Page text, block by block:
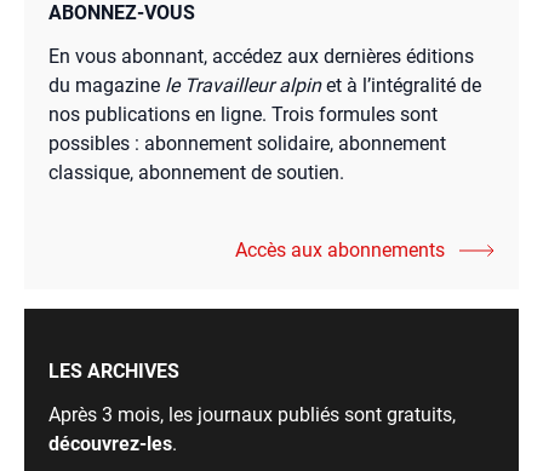
ABONNEZ-VOUS
En vous abonnant, accédez aux dernières éditions
du magazine le Travailleur alpinet à l’intégralité de
nos publications en ligne. Trois formules sont
possibles : abonnement solidaire, abonnement
classique, abonnement de soutien.
Accès aux abonnements
LES ARCHIVES
Après 3 mois, les journaux publiés sont gratuits,
découvrez-les.